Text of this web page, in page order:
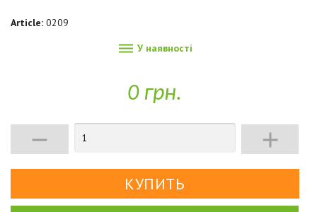
Article: 0209
 У наявності
0 грн.
 